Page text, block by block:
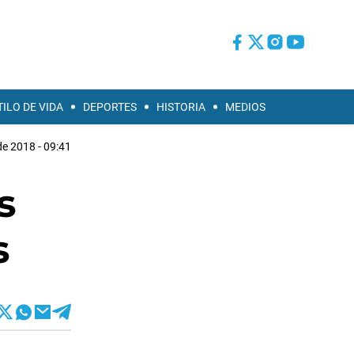
DE VIDA DEPORTES HISTORIA MEDIOS
2018 - 09:41